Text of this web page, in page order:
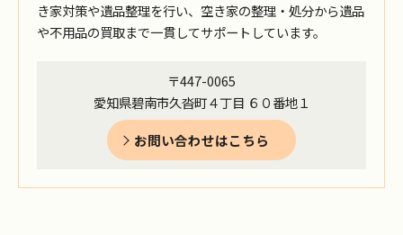
き家対策や遺品整理を行い、空き家の整理・処分から遺品
や不用品の買取まで一貫してサポートしています。
〒447-0065
愛知県碧南市久沓町４丁目 ６０番地１
お問い合わせはこちら